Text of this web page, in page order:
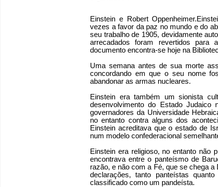
Einstein e Robert
vezes a favor da paz no mundo e do
seu trabalho de 1905, devidamente
arrecadados foram revertidos
documento encontra-se hoje na
Uma semana antes de sua morte
concordando em que o seu nome
abandonar as armas nucleares.
Einstein era também um sionista
desenvolvimento do Estado
governadores da Universidade
no entanto contra alguns dos
Einstein acreditava que o estado de
num modelo confederacional
Einstein era religioso, no entanto não
encontrava entre o panteísmo de
razão, e não com a Fé, que se chega
declarações, tanto panteístas
classificado como um pandeísta.